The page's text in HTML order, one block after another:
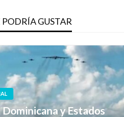
GUSTAR
y Estados